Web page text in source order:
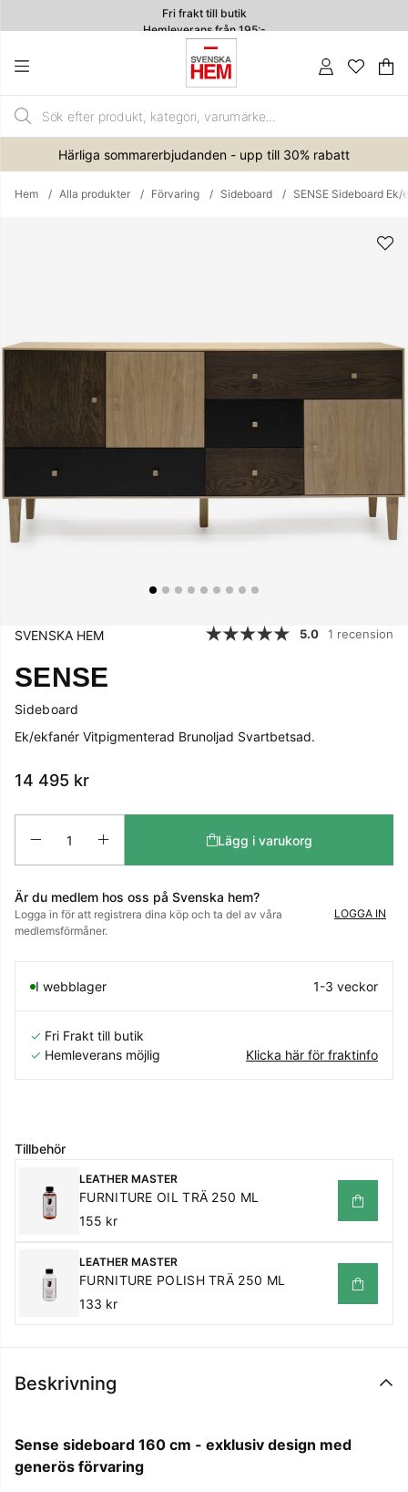
Fri frakt till butik
Hemleverans från 195:-
4.7
.
Härliga sommarerbjudanden - upp till 30% rabatt
Hem Alla produkter Förvaring Sideboard SENSE Sideboard
SVENSKA HEM 5.0 1 recension
SENSE
Sideboard
Ek/ekfanér Vitpigmenterad Brunoljad Svartbetsad.
14 495 kr
Lägg i varukorg
Är du medlem hos oss på Svenska hem?
Logga in för att registrera dina köp och ta del av våra
medlemsförmåner.
LOGGA IN
I webblager 1-3 veckor
✓ Fri Frakt till butik
✓ Hemleverans möjlig Klicka här för fraktinfo
Tillbehör
LEATHER MASTER
FURNITURE OIL TRÄ 250 ML
155 kr
LEATHER MASTER
FURNITURE POLISH TRÄ 250 ML
133 kr
Beskrivning
Sense sideboard 160 cm - exklusiv design med
generös förvaring